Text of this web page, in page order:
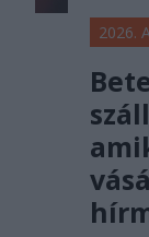
2026.